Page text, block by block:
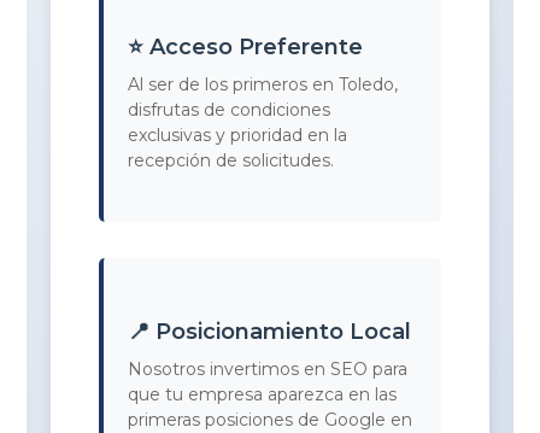
⭐ Acceso Preferente
Al ser de los primeros en Toledo,
disfrutas de condiciones
exclusivas y prioridad en la
recepción de solicitudes.
📍 Posicionamiento Local
Nosotros invertimos en SEO para
que tu empresa aparezca en las
primeras posiciones de Google en